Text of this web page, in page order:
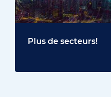
Plus de secteurs!